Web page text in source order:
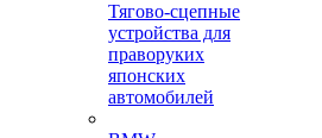
Тягово-сцепные
устройства для
праворуких
японских
автомобилей